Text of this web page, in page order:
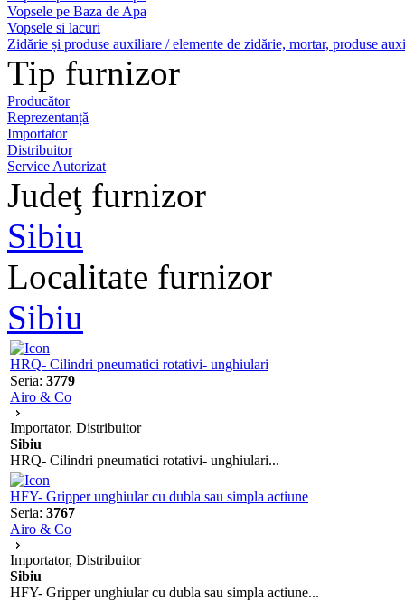
Vopsele pe Baza de Apa
Vopsele si lacuri
Zidărie și produse auxiliare / elemente de zidărie, mortar, produse
Tip furnizor
Producător
Reprezentanță
Importator
Distribuitor
Service Autorizat
Judeţ furnizor
Sibiu
Localitate furnizor
Sibiu
HRQ- Cilindri pneumatici rotativi- unghiulari
Seria: 3779
Airo & Co
Importator, Distribuitor
Sibiu
HRQ- Cilindri pneumatici rotativi- unghiulari...
HFY- Gripper unghiular cu dubla sau simpla actiune
Seria: 3767
Airo & Co
Importator, Distribuitor
Sibiu
HFY- Gripper unghiular cu dubla sau simpla actiune...